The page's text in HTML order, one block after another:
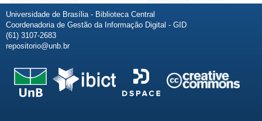
Universidade de Brasília - Biblioteca Central
Coordenadoria de Gestão da Informação Digital - GID
(61) 3107-2683
repositorio@unb.br